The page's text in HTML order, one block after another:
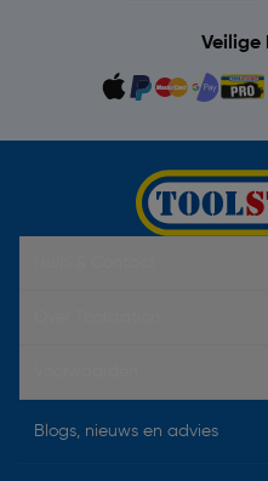
Veilige
Blogs, nieuws en advies